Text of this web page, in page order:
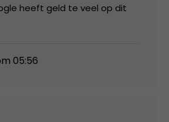
heeft geld te veel op dit
05:56